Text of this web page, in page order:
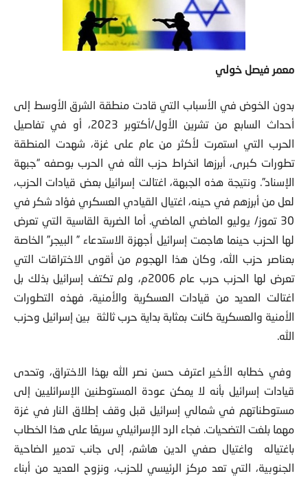
معمر فيصل خولي
بدون الخوض في الأسباب التي قادت منطقة الشرق الأوسط إلى
أحداث السابع من تشرين الأول/أكتوبر 2023، أو في تفاصيل
الحرب التي استمرت لأكثر من عام على غزة، شهدت المنطقة
تطورات كبرى، أبرزها انخراط حزب الله في الحرب بوصفه “جبهة
الإسناد”. ونتيجة هذه الجبهة، اغتالت إسرائيل بعض قيادات الحزب،
لعل من أبرزهم في حينه، اغتيال القيادي العسكري فؤاد شكر في
30 تموز/ يوليو الماضي الماضي. أما الضربة القاسية التي تعرض
لها الحزب حينما هاجمت إسرائيل أجهزة الاستدعاء ” البيجر” الخاصة
بعناصر حزب الله، وكان هذا الهجوم من أقوى الاختراقات التي
تعرض لها الحزب حرب عام 2006م، ولم تكتف إسرائيل بذلك بل
اغتالت العديد من قيادات العسكرية والأمنية، فهذه التطورات
الأمنية والعسكرية كانت بمثابة بداية حرب ثالثة بين إسرائيل وحزب
الله.
وفي خطابه الأخير اعترف حسن نصر الله بهذا الاختراق، وتحدى
قيادات إسرائيل بأنه لا يمكن عودة المستوطنين الإسرائليين إلى
مستوطناتهم في شمالي إسرائيل قبل وقف إطلاق النار في غزة
مهما بلغت التضحيات. فجاء الرد الإسرائيلي سريعًا على هذا الخطاب
باغتياله واغتيال صفي الدين هاشم، إلى جانب تدمير الضاحية
الجنوبية، التي تعد مركز الرئيسي للحزب، ونزوح العديد من أبناء